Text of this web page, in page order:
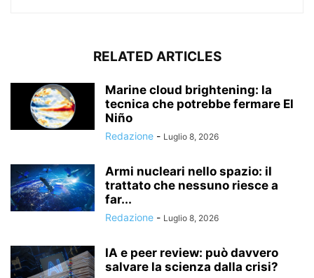
RELATED ARTICLES
Marine cloud brightening: la
tecnica che potrebbe fermare El
Niño
Redazione - Luglio 8, 2026
Armi nucleari nello spazio: il
trattato che nessuno riesce a
far...
Redazione - Luglio 8, 2026
IA e peer review: può davvero
salvare la scienza dalla crisi?